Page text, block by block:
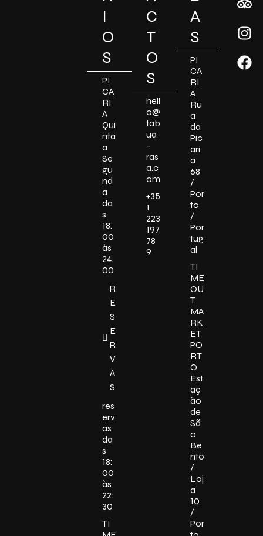
I
O
S
PI
CA
RI
A
Qui
nta
a
Se
gu
nd
a
da
s
18.
00
às
24.
00
R
E
S
E
R
V
A
S
res
erv
as
da
s
18:
00
às
22:
30
TI
C
T
O
S
hell
o@
tab
ua
-
ras
a.c
om
+35
1
223
197
78
9
A
S
PI
CA
RI
A
Ru
a
da
Pic
ari
a
68
/
Por
to
/
Por
tug
al
TI
ME
OU
T
MA
RK
ET
PO
RT
O
Est
aç
ão
de
Sã
o
Be
nto
/
Loj
a
10
/
Por